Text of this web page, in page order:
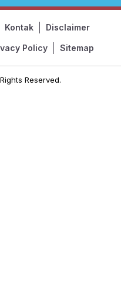
Kontak Disclaimer
Policy Sitemap
Reserved.